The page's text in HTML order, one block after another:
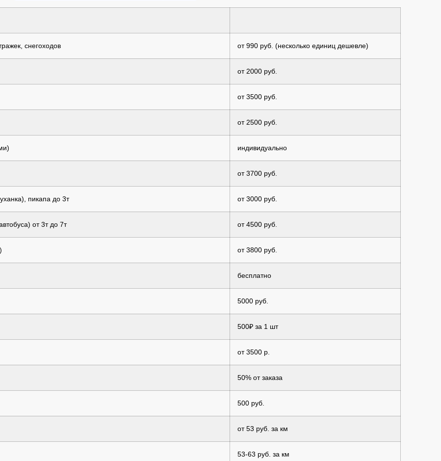
снегоходов от 990 руб. (несколько единиц дешевле)
от 2000 руб.
от 3500 руб.
от 2500 руб.
индивидуально
от 3700 руб.
пикапа до 3т от 3000 руб.
от 3т до 7т от 4500 руб.
от 3800 руб.
бесплатно
5000 руб.
500₽ за 1 шт
от 3500 р.
50% от заказа
500 руб.
от 53 руб. за км
53-63 руб. за км